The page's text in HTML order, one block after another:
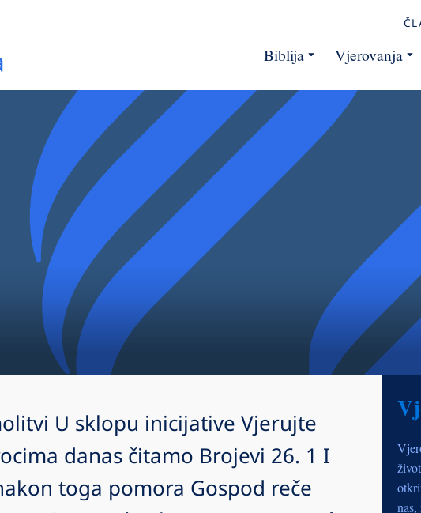
Biblija Vjerovanja
U sklopu inicijative Vjerujte
danas čitamo Brojevi 26. 1 I
toga pomora Gospod reče